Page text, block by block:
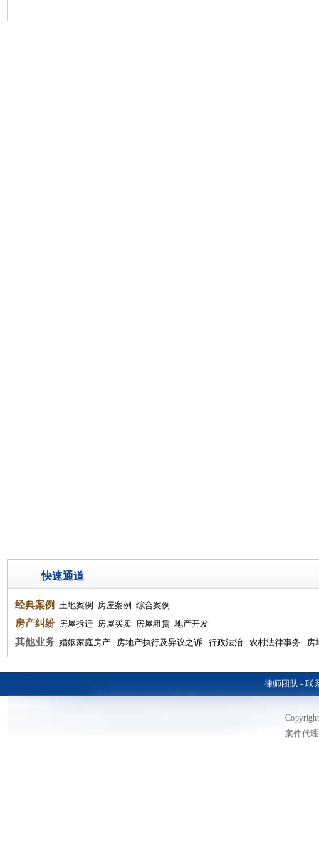
快速通道
经典案例 土地案例 房屋案例 综合案例
房产纠纷 房屋拆迁 房屋买卖 房屋租赁 地产开发
其他业务 婚姻家庭房产 房地产执行及异议之诉 行政法治 农村法律事务 房
律师团队 - 联
案件代